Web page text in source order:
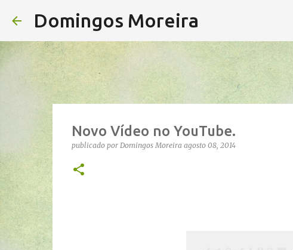
Domingos Moreira
Novo Vídeo no YouTube.
publicado por Domingos Moreira agosto 08, 2014